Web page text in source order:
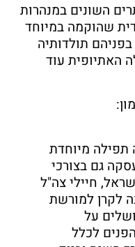
השונים במנהרות
שהוקמה במיוחד
תולדותיה
האתיופית עוד
תפילה מיוחדת
גם בצורכי
חיילי צה"ל
לקרן למורשת
על
לכלל